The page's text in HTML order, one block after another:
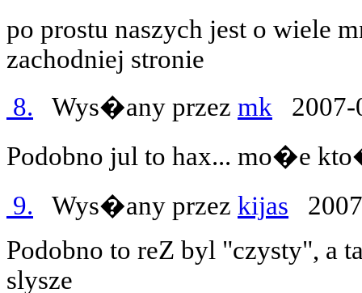
po prostu naszych jest o wiele
zachodniej stronie
8. Wys�any przez mk
Podobno jul to hax... mo�e
9. Wys�any przez kijas
Podobno to reZ byl "czysty", a
slysze